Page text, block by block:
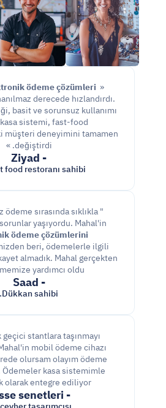
« Mhal'ın
ödeme çözümleri
derecede hızlandırdı.
basit ve sorunsuz kullanımı
sistemi, fast-food
müşteri deneyimini tamamen
değiştirdi. »
- Ziyad
food restoranı sahibi.
ödeme sırasında sıklıkla
ödeme çözümlerini
beri, ödemelerle ilgili
almadık. Mahal gerçekten
yardımcı oldu."
- Saad
Dükkan sahibi.
geçici stantlara taşınmayı
mobil ödeme cihazı
olursam olayım ödeme
kasa sistemimle
olarak entegre ediliyor.
- Hisse senetleri